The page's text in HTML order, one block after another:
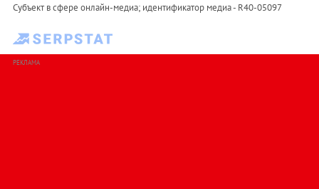
Субъект в сфере онлайн-медиа; идентификатор медиа - R40-05097
РЕКЛАМА